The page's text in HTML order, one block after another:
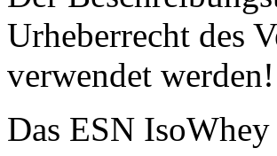
Urheberrecht des
verwendet werden!
Das ESN